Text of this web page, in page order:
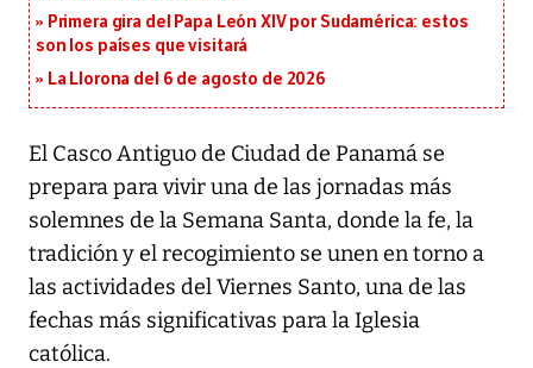
Primera gira del Papa León XIV por Sudamérica: estos
son los países que visitará
La Llorona del 6 de agosto de 2026
El Casco Antiguo de Ciudad de Panamá se
prepara para vivir una de las jornadas más
solemnes de la Semana Santa, donde la fe, la
tradición y el recogimiento se unen en torno a
las actividades del Viernes Santo, una de las
fechas más significativas para la Iglesia
católica.